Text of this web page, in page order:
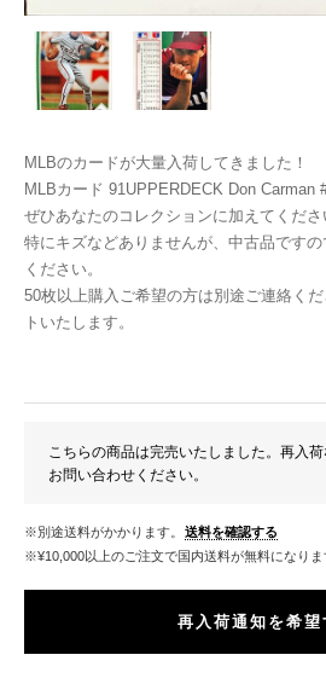
MLBのカードが大量入荷してきました！
MLBカード 91UPPERDECK Don Carman
ぜひあなたのコレクションに加えてくださ
特にキズなどありませんが、中古品です
ください。
50枚以上購入ご希望の方は別途ご連絡く
トいたします。
こちらの商品は完売いたしました。再入
お問い合わせください。
※別途送料がかかります。 送料を確認する
※¥10,000以上のご注文で国内送料が無料になりま
再入荷通知を希望